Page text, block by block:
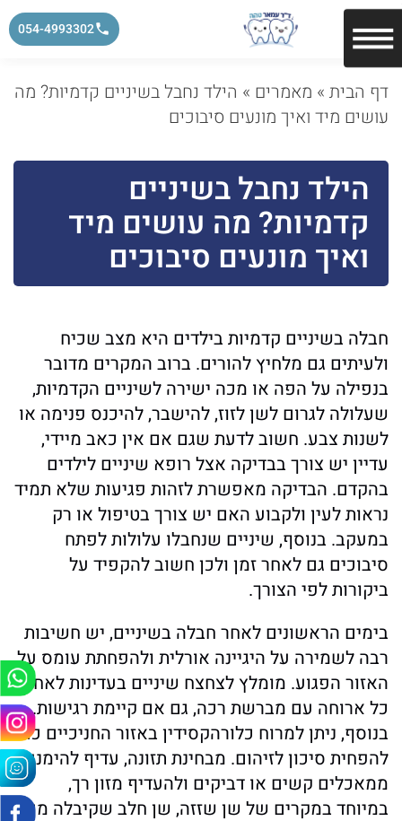
054-4993302
דף הבית » מאמרים » הילד נחבל בשיניים קדמיות? מה
עושים מיד ואיך מונעים סיבוכים
הילד נחבל בשיניים
קדמיות? מה עושים מיד
ואיך מונעים סיבוכים
חבלה בשיניים קדמיות בילדים היא מצב שכיח
ולעיתים גם מלחיץ להורים. ברוב המקרים מדובר
בנפילה על הפה או מכה ישירה לשיניים הקדמיות,
שעלולה לגרום לשן לזוז, להישבר, להיכנס פנימה או
לשנות צבע. חשוב לדעת שגם אם אין כאב מיידי,
עדיין יש צורך בבדיקה אצל רופא שיניים לילדים
בהקדם. הבדיקה מאפשרת לזהות פגיעות שלא תמיד
נראות לעין ולקבוע האם יש צורך בטיפול או רק
במעקב. בנוסף, שיניים שנחבלו עלולות לפתח
סיבוכים גם לאחר זמן ולכן חשוב להקפיד על
ביקורות לפי הצורך.
בימים הראשונים לאחר חבלה בשיניים, יש חשיבות
רבה לשמירה על היגיינה אורלית ולהפחתת עומס על
האזור הפגוע. מומלץ לצחצח שיניים בעדינות לאחר
כל ארוחה עם מברשת רכה, גם אם קיימת רגישות.
בנוסף, ניתן למרוח כלורהקסידין באזור החניכיים כדי
להפחית סיכון לזיהום. מבחינת תזונה, עדיף להימנע
ממאכלים קשים או דביקים ולהעדיף מזון רך,
במיוחד במקרים של שן שזזה, שן חלב שקיבלה מכה